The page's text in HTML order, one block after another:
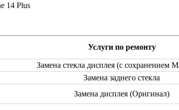
14 Plus
Услуги по ремонту
Замена стекла дисплея (с сохранением
Замена заднего стекла
Замена дисплея (Оригинал)